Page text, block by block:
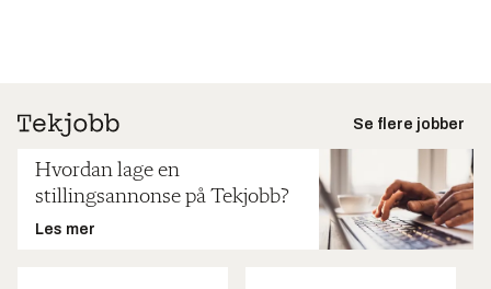
Se flere jobber
Hvordan lage en
stillingsannonse på Tekjobb?
Les mer